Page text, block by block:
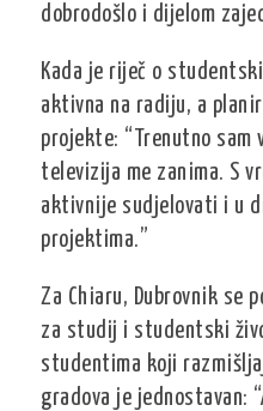
dobrodošlo i dijelom
Kada je riječ o
aktivna na radiju, a
projekte: “Trenutno sam
televizija me zanima. S
aktivnije sudjelovati i u
projektima.”
Za Chiaru, Dubrovnik se
za studij i studentski
studentima koji
gradova je jednostavan: